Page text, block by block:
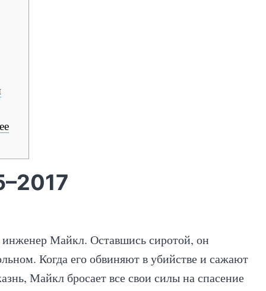
Майкл. Оставшись сиротой, он
Когда его обвиняют в убийстве и сажают
Майкл бросает все свои силы на спасение